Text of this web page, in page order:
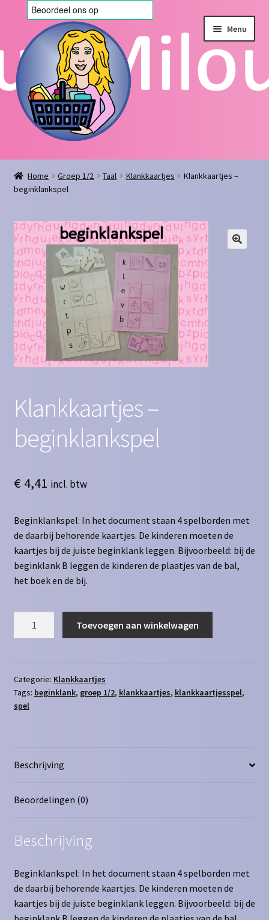
door
naar
navigatie
de
inhoud
Menu
Home
Afrekenen
Algemene voorwaarden
Blog
Contact
Homepagina
Mijn account
Winkelmand
Winkel
Home Groep 1/2 Taal Klankkaartjes
Klankkaartjes –
beginklankspel
Klankkaartjes –
beginklankspel
€4,41 incl. btw
Beginklankspel: In het document staan 4 spelborden met
de daarbij behorende kaartjes. De kinderen moeten de
kaartjes bij de juiste beginklank leggen. Bijvoorbeeld: bij de
beginklank B leggen de kinderen de plaatjes van de bal,
het boek en de bij.
Toevoegen aan winkelwagen
Categorie: Klankkaartjes
Tags: beginklank, groep 1/2, klankkaartjes, klankkaartjesspel,
spel
Beschrijving
Beoordelingen (0)
Beschrijving
Beginklankspel: In het document staan 4 spelborden met
de daarbij behorende kaartjes. De kinderen moeten de
kaartjes bij de juiste beginklank leggen. Bijvoorbeeld: bij de